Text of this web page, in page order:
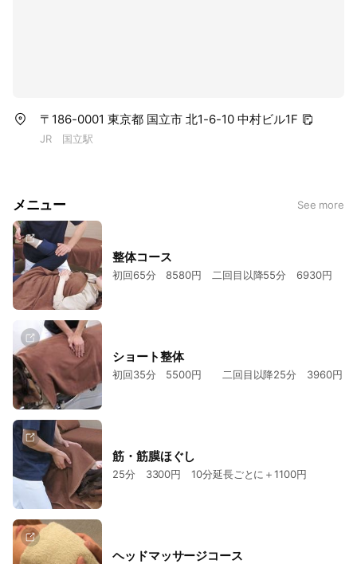
〒186-0001 東京都 国立市 北1-6-10 中村ビル1F
JR 国立駅
メニュー See more
整体コース
初回65分 8580円 二回目以降55分 6930円
ショート整体
初回35分 5500円 二回目以降25分 3960円
筋・筋膜ほぐし
25分 3300円 10分延長ごとに＋1100円
ヘッドマッサージコース